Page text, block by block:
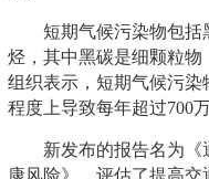
短期气候污染物包括
烃，其中黑碳是细颗粒物
组织表示，短期气候污
程度上导致每年超过700
新发布的报告名为《
康风险》，评估了提高